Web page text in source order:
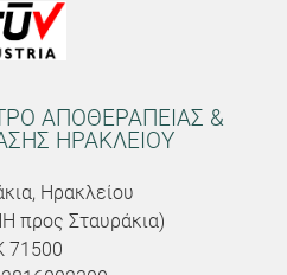
ΑΠΟΘΕΡΑΠΕΙΑΣ &
ΗΡΑΚΛΕΙΟΥ
Ηρακλείου
προς Σταυράκια)
71500